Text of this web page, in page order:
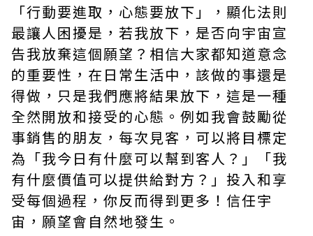
「行動要進取，心態要放下」，顯化法則
最讓人困擾是，若我放下，是否向宇宙宣
告我放棄這個願望？相信大家都知道意念
的重要性，在日常生活中，該做的事還是
得做，只是我們應將結果放下，這是一種
全然開放和接受的心態。例如我會鼓勵從
事銷售的朋友，每次見客，可以將目標定
為「我今日有什麼可以幫到客人？」「我
有什麼價值可以提供給對方？」投入和享
受每個過程，你反而得到更多！信任宇
宙，願望會自然地發生。